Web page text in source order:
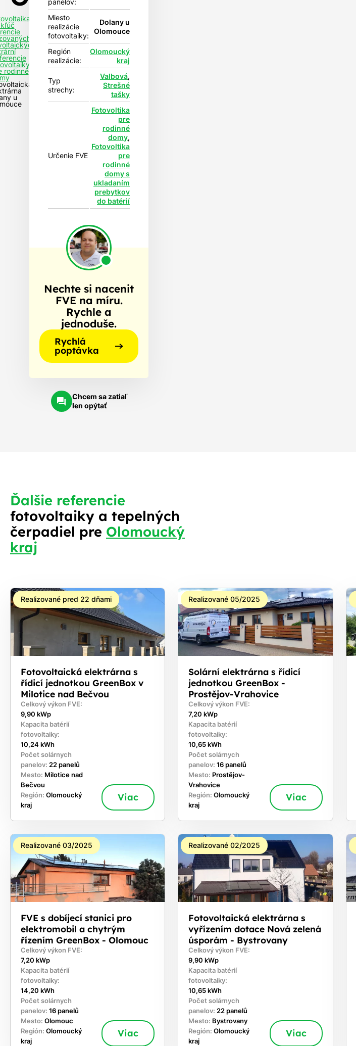
rodinné
u
panelov:
Miesto
realizácie
fotovoltaiky:
Dolany u
Olomouce
Región
realizácie:
Olomoucký
kraj
Typ
strechy:
Valbová,
Strešné
tašky
Určenie FVE
Fotovoltika
pre
rodinné
domy,
Fotovoltika
pre
rodinné
domy s
ukladaním
prebytkov
do batérií
Nechte si nacenit
FVE na míru.
Rychle a
jednoduše.
Rychlá
poptávka
Chcem sa zatiaľ
len opýtať
Ďalšie referencie
fotovoltaiky a tepelných
čerpadiel pre Olomoucký
kraj
Realizované pred 22 dňami
Fotovoltaická elektrárna s
řídicí jednotkou GreenBox v
Milotice nad Bečvou
Celkový výkon FVE:
9,90 kWp
Kapacita batérií
fotovoltaiky:
10,24 kWh
Počet solárnych
panelov: 22 panelů
Mesto: Milotice nad
Bečvou
Región: Olomoucký
kraj
Viac
Realizované 05/2025
Solární elektrárna s řídicí
jednotkou GreenBox -
Prostějov-Vrahovice
Celkový výkon FVE:
7,20 kWp
Kapacita batérií
fotovoltaiky:
10,65 kWh
Počet solárnych
panelov:16 panelů
Mesto: Prostějov-
Vrahovice
Región:Olomoucký
kraj
Viac
Realizované 03/2025
FVE s dobíjecí stanici pro
elektromobil a chytrým
řízením GreenBox - Olomouc
Celkový výkon FVE:
7,20 kWp
Kapacita batérií
fotovoltaiky:
14,20 kWh
Počet solárnych
panelov: 16 panelů
Mesto: Olomouc
Región: Olomoucký
kraj
Viac
Realizované 02/2025
Fotovoltaická elektrárna s
vyřízením dotace Nová zelená
úsporám - Bystrovany
Celkový výkon FVE:
9,90 kWp
Kapacita batérií
fotovoltaiky:
10,65 kWh
Počet solárnych
panelov:22 panelů
Mesto: Bystrovany
Región:Olomoucký
kraj
Viac